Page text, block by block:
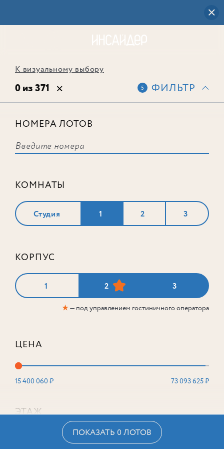
К визуальному выбору
0 из 371 5 ФИЛЬТР
НОМЕРА ЛОТОВ
КОМНАТЫ
Студия 1 2 3
КОРПУС
1 2 3
★— под управлением гостиничного оператора
ЦЕНА
15 400 060 ₽ 73 093 625 ₽
ЭТАЖ
ПОКАЗАТЬ 0 ЛОТОВ
соответствует ни одного лота